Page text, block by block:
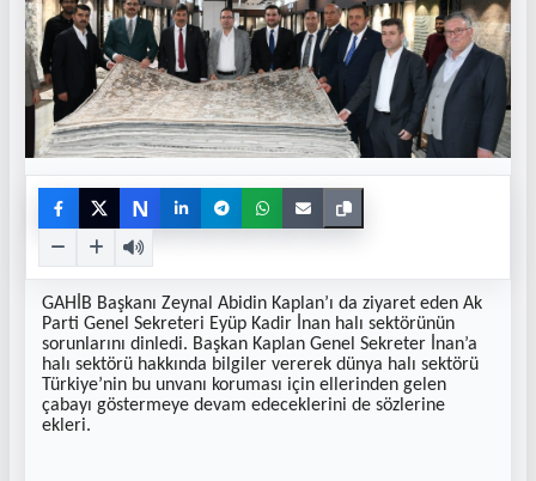
N
GAHİB Başkanı Zeynal Abidin Kaplan’ı da ziyaret eden Ak
Parti Genel Sekreteri Eyüp Kadir İnan halı sektörünün
sorunlarını dinledi. Başkan Kaplan Genel Sekreter İnan’a
halı sektörü hakkında bilgiler vererek dünya halı sektörü
Türkiye’nin bu unvanı koruması için ellerinden gelen
çabayı göstermeye devam edeceklerini de sözlerine
ekleri.